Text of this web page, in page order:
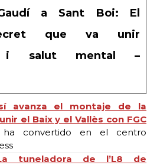
a Sant Boi: El
que va unir
i salut mental –
avanza el montaje de la
el Baix y el Vallès con FGC
convertido en el centro
tuneladora de l’L8 de